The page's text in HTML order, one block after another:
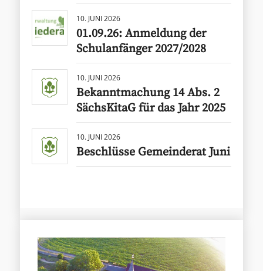
10. JUNI 2026
01.09.26: Anmeldung der
Schulanfänger 2027/2028
10. JUNI 2026
Bekanntmachung 14 Abs. 2
SächsKitaG für das Jahr 2025
10. JUNI 2026
Beschlüsse Gemeinderat Juni